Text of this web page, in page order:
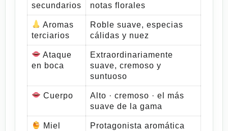
secundarios
notas florales
Aromas
terciarios
Roble suave, especias
cálidas y nuez
Ataque
en boca
Extraordinariamente
suave, cremoso y
suntuoso
Cuerpo
Alto · cremoso · el más
suave de la gama
Miel
Protagonista aromática